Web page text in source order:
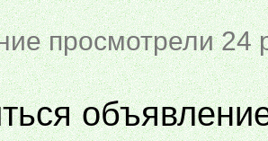
просмотрели 24